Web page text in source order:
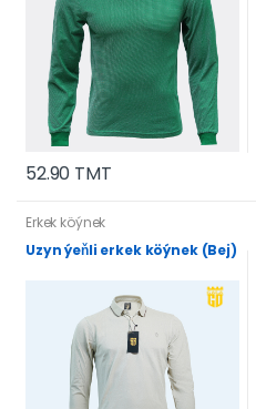
52.90 TMT
Erkek köýnek
Uzyn ýeňli erkek köýnek (Bej)